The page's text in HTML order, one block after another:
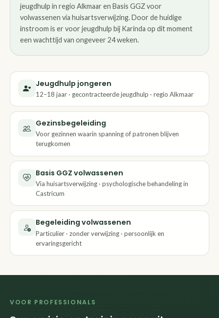
jeugdhulp in regio Alkmaar en Basis GGZ voor
volwassenen via huisartsverwijzing. Door de huidige
instroom is er voor jeugdhulp bij Karinda op dit moment
een wachttijd van ongeveer 24 weken.
Jeugdhulp jongeren
12–18 jaar · gecontracteerde jeugdhulp · regio Alkmaar
Gezinsbegeleiding
Voor gezinnen waarin spanning of patronen blijven
terugkomen
Basis GGZ volwassenen
Via huisartsverwijzing · psychologische behandeling in
Castricum
Begeleiding volwassenen
Particulier · zonder verwijzing · persoonlijk en
ervaringsgericht
VOOR PROFESSIONALS